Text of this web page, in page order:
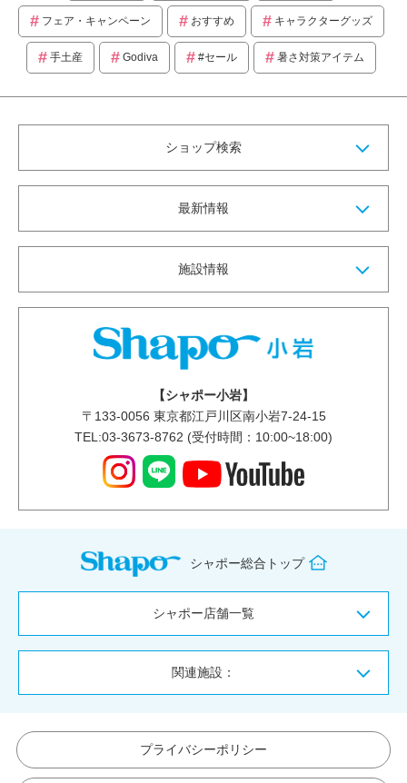
フェア・キャンペーン おすすめ キャラクターグッズ
手土産 Godiva #セール 暑さ対策アイテム
ショップ検索
最新情報
施設情報
【シャポー小岩】
〒 133-0056 東京都江戸川区南小岩7-24-15
TEL:03-3673-8762 (受付時間：10:00~18:00)
シャポー総合トップ
シャポー店舗一覧
関連施設：
プライバシーポリシー